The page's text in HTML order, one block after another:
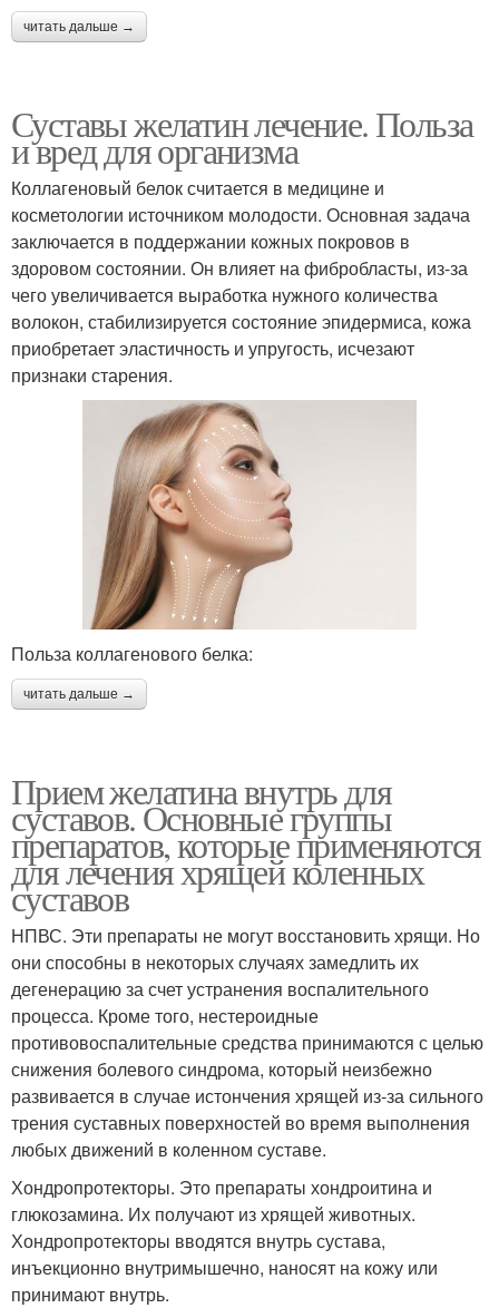
читать дальше →
Суставы желатин лечение. Польза
и вред для организма
Коллагеновый белок считается в медицине и
косметологии источником молодости. Основная задача
заключается в поддержании кожных покровов в
здоровом состоянии. Он влияет на фибробласты, из-за
чего увеличивается выработка нужного количества
волокон, стабилизируется состояние эпидермиса, кожа
приобретает эластичность и упругость, исчезают
признаки старения.
Польза коллагенового белка:
читать дальше →
Прием желатина внутрь для
суставов. Основные группы
препаратов, которые применяются
для лечения хрящей коленных
суставов
НПВС. Эти препараты не могут восстановить хрящи. Но
они способны в некоторых случаях замедлить их
дегенерацию за счет устранения воспалительного
процесса. Кроме того, нестероидные
противовоспалительные средства принимаются с целью
снижения болевого синдрома, который неизбежно
развивается в случае истончения хрящей из-за сильного
трения суставных поверхностей во время выполнения
любых движений в коленном суставе.
Хондропротекторы. Это препараты хондроитина и
глюкозамина. Их получают из хрящей животных.
Хондропротекторы вводятся внутрь сустава,
инъекционно внутримышечно, наносят на кожу или
принимают внутрь.